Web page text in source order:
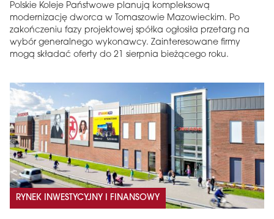
Polskie Koleje Państwowe planują kompleksową
modernizację dworca w Tomaszowie Mazowieckim. Po
zakończeniu fazy projektowej spółka ogłosiła przetarg na
wybór generalnego wykonawcy. Zainteresowane firmy
mogą składać oferty do 21 sierpnia bieżącego roku.
RYNEK INWESTYCYJNY I FINANSOWY